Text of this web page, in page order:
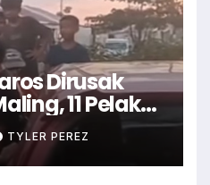
Dirusak
11 Pelaku
TYLER PEREZ